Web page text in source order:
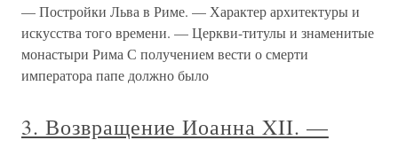
— Постройки Льва в Риме. — Характер архитектуры и
искусства того времени. — Церкви-титулы и знаменитые
монастыри Рима С получением вести о смерти
императора папе должно было
3. Возвращение Иоанна XII. —